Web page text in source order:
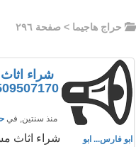
حراج هاجيما > صفحة ٢٩٦
شراء
منذ سنتين, في
ابو فارس... ابو
شراء اثاث